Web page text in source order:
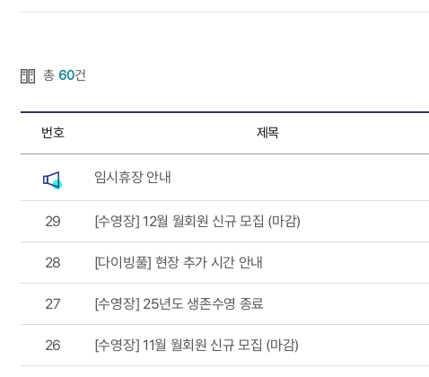
총 60건
번호 제목
임시휴장 안내
29 [수영장] 12월 월회원 신규 모집 (마감)
28 [다이빙풀] 현장 추가 시간 안내
27 [수영장] 25년도 생존수영 종료
26 [수영장] 11월 월회원 신규 모집 (마감)